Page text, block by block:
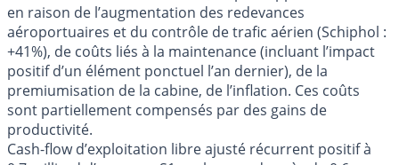
en raison de l’augmentation des redevances
aéroportuaires et du contrôle de trafic aérien (Schiphol :
+41%), de coûts liés à la maintenance (incluant l’impact
positif d’un élément ponctuel l’an dernier), de la
premiumisation de la cabine, de l’inflation. Ces coûts
sont partiellement compensés par des gains de
productivité.
Cash-flow d’exploitation libre ajusté récurrent positif à